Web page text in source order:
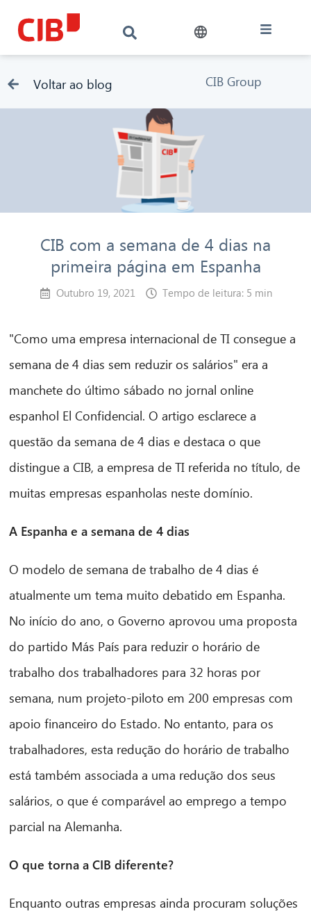
Voltar ao blog CIB Group
CIB com a semana de 4 dias na
primeira página em Espanha
Outubro 19, 2021 Tempo de leitura: 5 min
"Como uma empresa internacional de TI consegue a
semana de 4 dias sem reduzir os salários" era a
manchete do último sábado no jornal online
espanhol El Confidencial. O artigo esclarece a
questão da semana de 4 dias e destaca o que
distingue a CIB, a empresa de TI referida no título, de
muitas empresas espanholas neste domínio.
A Espanha e a semana de 4 dias
O modelo de semana de trabalho de 4 dias é
atualmente um tema muito debatido em Espanha.
No início do ano, o Governo aprovou uma proposta
do partido Más País para reduzir o horário de
trabalho dos trabalhadores para 32 horas por
semana, num projeto-piloto em 200 empresas com
apoio financeiro do Estado. No entanto, para os
trabalhadores, esta redução do horário de trabalho
está também associada a uma redução dos seus
salários, o que é comparável ao emprego a tempo
parcial na Alemanha.
O que torna a CIB diferente?
Enquanto outras empresas ainda procuram soluções